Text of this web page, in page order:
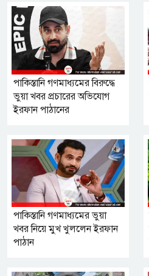
পাকিস্তানি গণমাধ্যমের বিরুদ্ধে
ভুয়া খবর প্রচারের অভিযোগ
ইরফান পাঠানের
পাকিস্তানি গণমাধ্যমের ভুয়া
খবর নিয়ে মুখ খুললেন ইরফান
পাঠান